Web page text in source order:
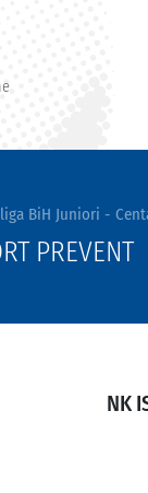
BiH Juniori -
PREVENT
NK